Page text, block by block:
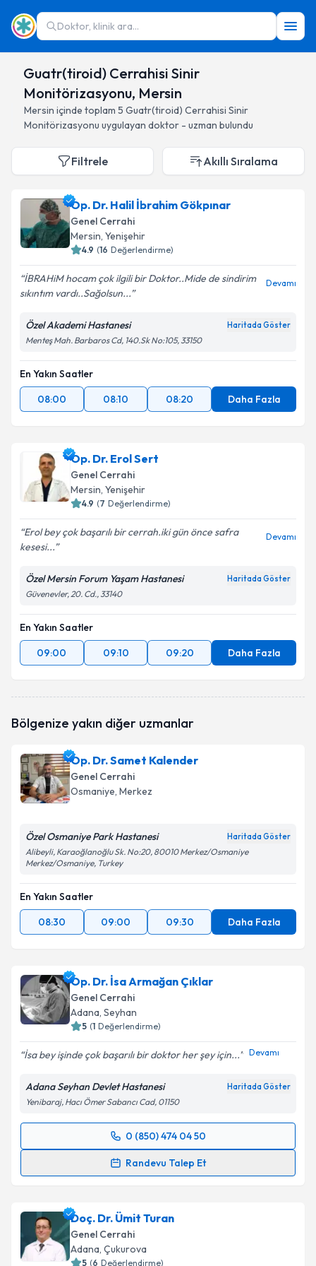
Doktor, klinik ara...
Guatr(tiroid) Cerrahisi Sinir
Monitörizasyonu, Mersin
Mersin içinde toplam 5 Guatr(tiroid) Cerrahisi Sinir
Monitörizasyonu uygulayan doktor - uzman bulundu
Filtrele Akıllı Sıralama
Op. Dr. Halil İbrahim Gökpınar
Genel Cerrahi
Mersin, Yenişehir
4.9 (16 Değerlendirme)
İBRAHiM hocam çok ilgili bir Doktor..Mide de sindirim
sıkıntım vardı..Sağolsun...
Devamı
Özel Akademi Hastanesi Haritada Göster
Menteş Mah. Barbaros Cd, 140.Sk No:105, 33150
En Yakın Saatler
08:00
08:10 08:20 Daha Fazla
Op. Dr. Erol Sert
Genel Cerrahi
Mersin, Yenişehir
4.9 (7 Değerlendirme)
Erol bey çok başarılı bir cerrah.iki gün önce safra
kesesi...
Devamı
Özel Mersin Forum Yaşam Hastanesi Haritada Göster
Güvenevler, 20. Cd., 33140
En Yakın Saatler
09:00
09:10 09:20 Daha Fazla
Bölgenize yakın diğer uzmanlar
Op. Dr. Samet Kalender
Genel Cerrahi
Osmaniye, Merkez
Özel Osmaniye Park Hastanesi Haritada Göster
Alibeyli, Karaoğlanoğlu Sk. No:20, 80010 Merkez/Osmaniye
Merkez/Osmaniye, Turkey
En Yakın Saatler
08:30
09:00 09:30 Daha Fazla
Op. Dr. İsa Armağan Çıklar
Genel Cerrahi
Adana, Seyhan
5 (1 Değerlendirme)
İsa bey işinde çok başarılı bir doktor her şey için... Devamı
Adana Seyhan Devlet Hastanesi Haritada Göster
Yenibaraj, Hacı Ömer Sabancı Cad, 01150
0 (850) 474 04 50
Randevu Talep Et
Randevu Takvimi Talebi
için bir takvim hazırlandığında e-posta ile
bilgilendireceğiz.
E-posta Adresiniz
Doç. Dr. Ümit Turan
Genel Cerrahi
Adana, Çukurova
5 (6 Değerlendirme)